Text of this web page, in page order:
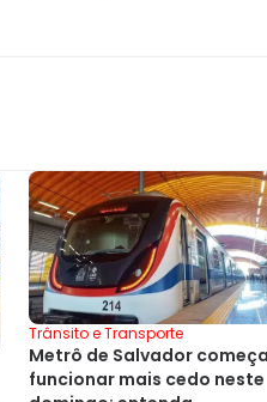
Trânsito e Transporte
Metrô de Salvador
funcionar mais cedo neste